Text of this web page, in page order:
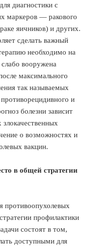
диагностики с
маркеров — ракового
яичников) и других.
сделать важный
необходимо на
вооружена
максимального
так называемых
и
болезни зависит
о возможностях и
вакцин.
в общей стратегии
противоопухолевых
профилактики
состоят в том,
доступными для